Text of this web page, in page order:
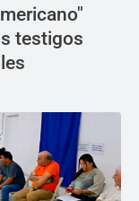
testigos